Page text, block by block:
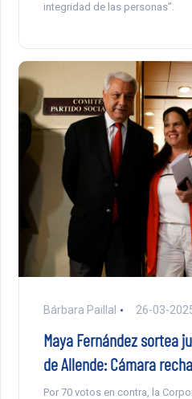
integridad de las personas”.
Bárbara Paillal 26-03-
Maya Fernández sortea
de Allende: Cámara
Por 70 votos en contra, la